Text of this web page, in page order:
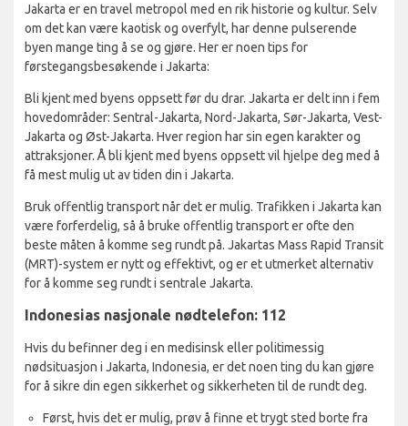
Jakarta er en travel metropol med en rik historie og kultur. Selv
om det kan være kaotisk og overfylt, har denne pulserende
byen mange ting å se og gjøre. Her er noen tips for
førstegangsbesøkende i Jakarta:
Bli kjent med byens oppsett før du drar. Jakarta er delt inn i fem
hovedområder: Sentral-Jakarta, Nord-Jakarta, Sør-Jakarta, Vest-
Jakarta og Øst-Jakarta. Hver region har sin egen karakter og
attraksjoner. Å bli kjent med byens oppsett vil hjelpe deg med å
få mest mulig ut av tiden din i Jakarta.
Bruk offentlig transport når det er mulig. Trafikken i Jakarta kan
være forferdelig, så å bruke offentlig transport er ofte den
beste måten å komme seg rundt på. Jakartas Mass Rapid Transit
(MRT)-system er nytt og effektivt, og er et utmerket alternativ
for å komme seg rundt i sentrale Jakarta.
Indonesias nasjonale nødtelefon: 112
Hvis du befinner deg i en medisinsk eller politimessig
nødsituasjon i Jakarta, Indonesia, er det noen ting du kan gjøre
for å sikre din egen sikkerhet og sikkerheten til de rundt deg.
Først, hvis det er mulig, prøv å finne et trygt sted borte fra